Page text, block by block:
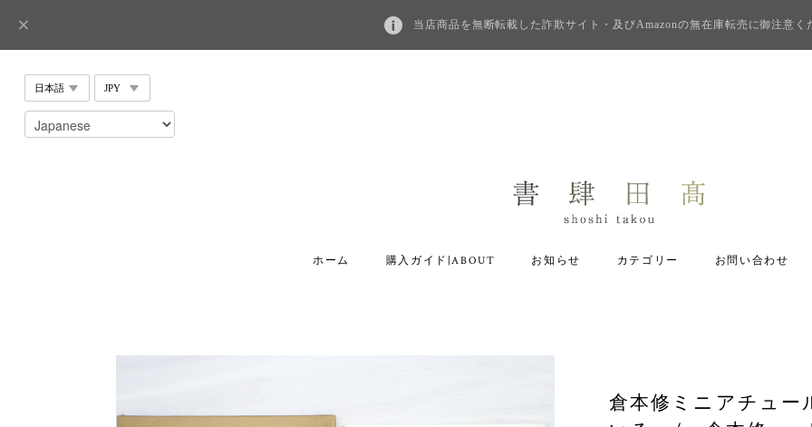
当店商品を無断転載した詐欺サイト・及びAmazonの無在庫転売に御注意く
ホーム 購入ガイド|ABOUT お知らせ カテゴリー お問い合わせ
倉本修ミニアチュ